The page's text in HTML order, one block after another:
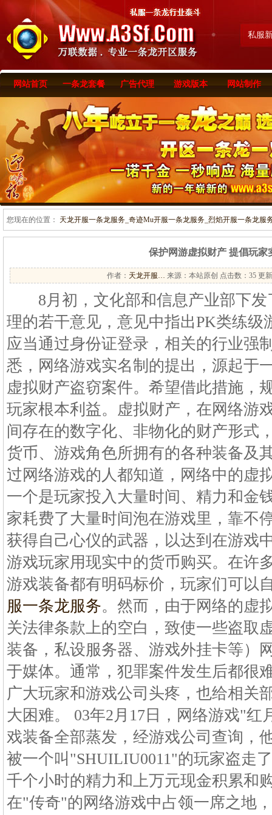
私服
网站首页 一条龙套餐 广告代理 游戏版本 网站制作
您现在的位置： 天龙开服一条龙服务_奇迹Mu开服一条龙服务_烈焰开服一条龙服
保护网游虚拟财产 提倡玩家
作者： 天龙开服… 来源：本站原创 点击数： 35 更
8月初，文化部和信息产业部下发
理的若干意见，意见中指出PK类练级
应当通过身份证登录，相关的行业强
悉，网络游戏实名制的提出，源起于
虚拟财产盗窃案件。希望借此措施，
玩家根本利益。虚拟财产，在网络游
间存在的数字化、非物化的财产形式
货币、游戏角色所拥有的各种装备及
过网络游戏的人都知道，网络中的虚
一个是玩家投入大量时间、精力和金
家耗费了大量时间泡在游戏里，靠不
获得自己心仪的武器，以达到在游戏
游戏玩家用现实中的货币购买。在许
游戏装备都有明码标价，玩家们可以
服一条龙服务。然而，由于网络的虚
关法律条款上的空白，致使一些盗取
装备，私设服务器、游戏外挂卡等）
于媒体。通常，犯罪案件发生后都很
广大玩家和游戏公司头疼，也给相关
大困难。 03年2月17日，网络游戏"红
戏装备全部蒸发，经游戏公司查询，
被一个叫"SHUILIU0011"的玩家盗走
千个小时的精力和上万元现金积累
在"传奇"的网络游戏中占领一席之地